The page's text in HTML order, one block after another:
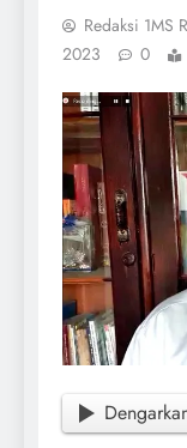
Redaksi 1MS
2023
0